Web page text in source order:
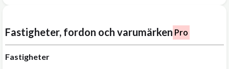
Fastigheter, fordon och varumärken Pro
Fastigheter